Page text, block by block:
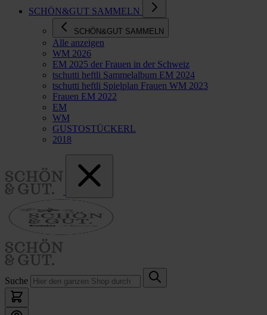
SCHÖN&GUT SAMMELN
SCHÖN&GUT SAMMELN
Alle anzeigen
WM 2026
EM 2025 der Frauen in der Schweiz
tschutti heftli Sammelalbum EM 2024
tschutti heftli Spielplan Frauen WM 2023
Frauen EM 2022
EM
WM
GUSTOSTÜCKERL
2018
Suche